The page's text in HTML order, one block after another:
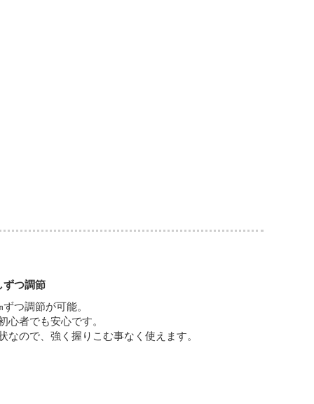
ずつ調節
つ調節が可能。
心者でも安心です。
なので、強く握りこむ事なく使えます。